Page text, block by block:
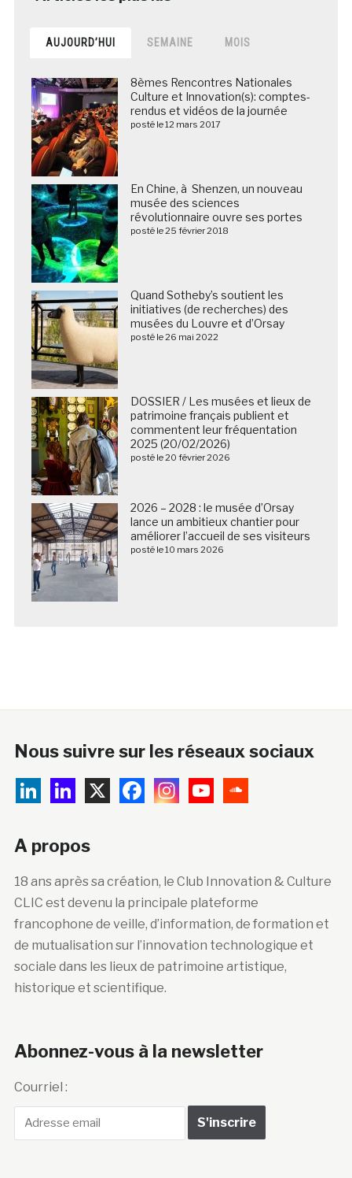
AUJOURD’HUI SEMAINE MOIS
8èmes Rencontres Nationales
Culture et Innovation(s): comptes-
rendus et vidéos de la journée
posté le 12 mars 2017
En Chine, à Shenzen, un nouveau
musée des sciences
révolutionnaire ouvre ses portes
posté le 25 février 2018
Quand Sotheby’s soutient les
initiatives (de recherches) des
musées du Louvre et d’Orsay
posté le 26 mai 2022
DOSSIER / Les musées et lieux de
patrimoine français publient et
commentent leur fréquentation
2025 (20/02/2026)
posté le 20 février 2026
2026 – 2028 : le musée d’Orsay
lance un ambitieux chantier pour
améliorer l’accueil de ses visiteurs
posté le 10 mars 2026
Nous suivre sur les réseaux sociaux
A propos
18 ans après sa création, le Club Innovation & Culture
CLIC est devenu la principale plateforme
francophone de veille, d’information, de formation et
de mutualisation sur l’innovation technologique et
sociale dans les lieux de patrimoine artistique,
historique et scientifique.
Abonnez-vous à la newsletter
Courriel :